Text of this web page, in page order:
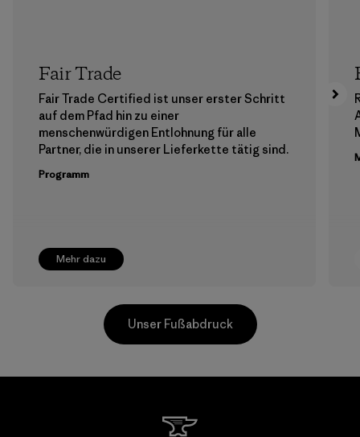
Mehr dazu
Fair Trade
Fair Trade Certified ist unser erster Schritt
auf dem Pfad hin zu einer
menschenwürdigen Entlohnung für alle
Partner, die in unserer Lieferkette tätig sind.
Programm
Unser Fußabdruck